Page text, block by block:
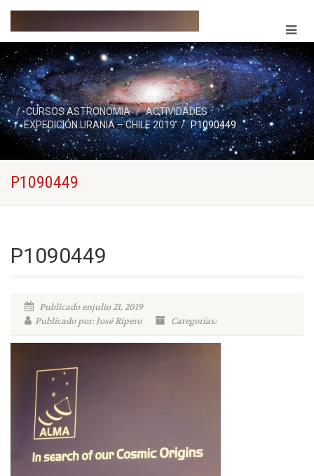
CURSOS ASTRONOMIA
ACTIVIDADES
EXPEDICIÓN URANIA – CHILE 2019
P1090449
P1090449
P1090449
Publicado enjulio 21, 2019
Publicado por: José Ripero
Categorías: